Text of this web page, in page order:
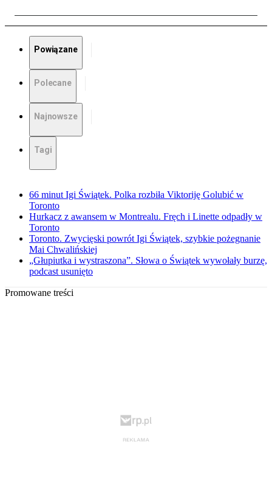
Powiązane
Polecane
Najnowsze
Tagi
66 minut Igi Świątek. Polka rozbiła Viktoriję Golubić w
Toronto
Hurkacz z awansem w Montrealu. Fręch i Linette odpadły w
Toronto
Toronto. Zwycięski powrót Igi Świątek, szybkie pożegnanie
Mai Chwalińskiej
„Głupiutka i wystraszona”. Słowa o Świątek wywołały burzę,
podcast usunięto
Promowane treści